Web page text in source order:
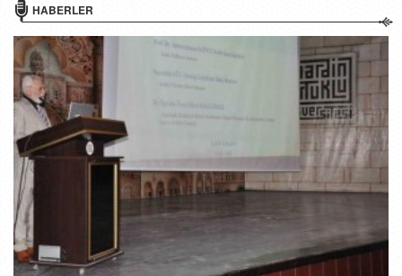
HABERLER